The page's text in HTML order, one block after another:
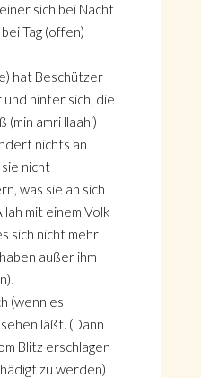
sich bei Nacht
Tag (offen)
hat Beschützer
und hinter sich, die
(min amri llaahi)
nichts an
nicht
was sie an sich
mit einem Volk
sich nicht mehr
außer ihm
(wenn es
läßt. (Dann
Blitz erschlagen
zu werden)